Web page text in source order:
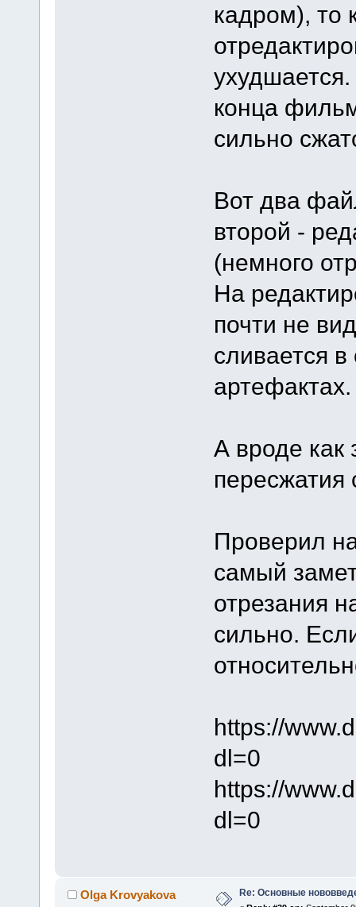
кадром), то
конца
сильно
Вот два
второй -
(немного
На
почти не
сливается
артефактах.
А вроде как
Проверил
самый
отрезания
сильно.
https://
dl=0
https://
dl=0
Olga Krovyakova Re: Основные